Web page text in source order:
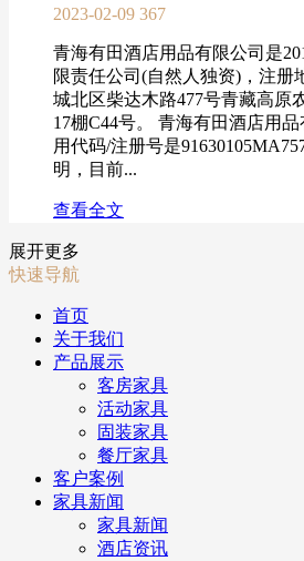
2023-02-09 367
青海有田酒店用品有限公司是
限责任公司(自然人独资)，注册
城北区柴达木路477号青藏高原
17棚C44号。 青海有田酒店用
用代码/注册号是
明，目前...
查看全文
展开更多
快速导航
首页
关于我们
产品展示
客房家具
活动家具
固装家具
餐厅家具
客户案例
家具新闻
家具新闻
酒店资讯